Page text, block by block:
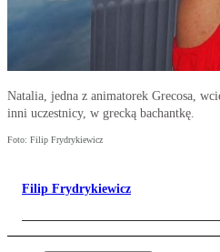
Natalia, jedna z animatorek Grecosa,
inni uczestnicy, w grecką bachantkę.
Foto: Filip Frydrykiewicz
Filip Frydrykiewicz